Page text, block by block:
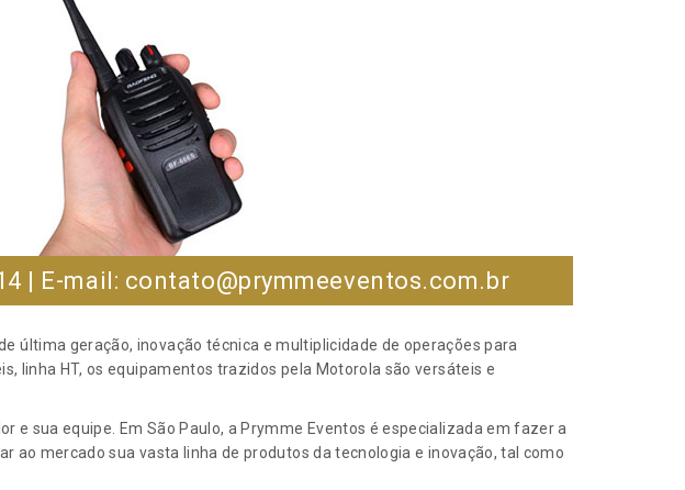
| E-mail: contato@prymmeeventos.com.br
última geração, inovação técnica e multiplicidade de operações para
linha HT, os equipamentos trazidos pela Motorola são versáteis e
sua equipe. Em São Paulo, a Prymme Eventos é especializada em fazer a
mercado sua vasta linha de produtos da tecnologia e inovação, tal como